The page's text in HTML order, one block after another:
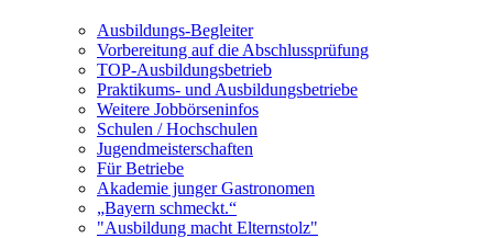
Ausbildungs-Begleiter
Vorbereitung auf die Abschlussprüfung
TOP-Ausbildungsbetrieb
Praktikums- und Ausbildungsbetriebe
Weitere Jobbörseninfos
Schulen / Hochschulen
Jugendmeisterschaften
Für Betriebe
Akademie junger Gastronomen
„Bayern schmeckt.“
"Ausbildung macht Elternstolz"